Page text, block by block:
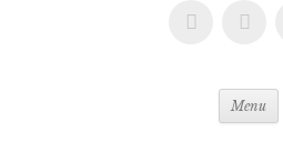
Menu